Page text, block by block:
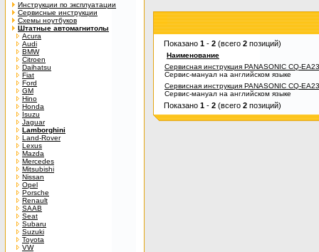
Инструкции по эксплуатации
Сервисные инструкции
Схемы ноутбуков
Штатные автомагнитолы
Acura
Audi
BMW
Citroen
Daihatsu
Fiat
Ford
GM
Hino
Honda
Isuzu
Jaguar
Lamborghini
Land-Rover
Lexus
Mazda
Mercedes
Mitsubishi
Nissan
Opel
Porsche
Renault
SAAB
Seat
Subaru
Suzuki
Toyota
VW
Показано 1 - 2 (всего 2 позиций)
Наименование
Сервисная инструкция PANASONIC CQ-
Сервис-мануал на английском языке
Сервисная инструкция PANASONIC CQ-
Сервис-мануал на английском языке
Показано 1 - 2 (всего 2 позиций)